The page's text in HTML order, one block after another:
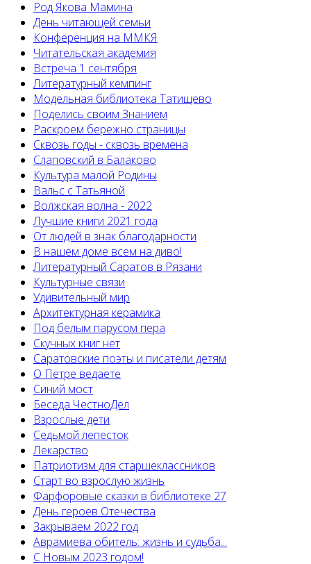
Род Якова Мамина
День читающей семьи
Конференция на ММКЯ
Читательская академия
Встреча 1 сентября
Литературный кемпинг
Модельная библиотека Татищево
Поделись своим Знанием
Раскроем бережно страницы
Сквозь годы - сквозь времена
Слаповский в Балаково
Культура малой Родины
Вальс с Татьяной
Волжская волна - 2022
Лучшие книги 2021 года
От людей в знак благодарности
В нашем доме всем на диво!
Литературный Саратов в Рязани
Культурные связи
Удивительный мир
Архитектурная керамика
Под белым парусом пера
Скучных книг нет
Саратовские поэты и писатели детям
О Петре ведаете
Синий мост
Беседа ЧестноДел
Взрослые дети
Седьмой лепесток
Лекарство
Патриотизм для старшеклассников
Старт во взрослую жизнь
Фарфоровые сказки в библиотеке 27
День героев Отечества
Закрываем 2022 год
Аврамиева обитель: жизнь и судьба...
С Новым 2023 годом!